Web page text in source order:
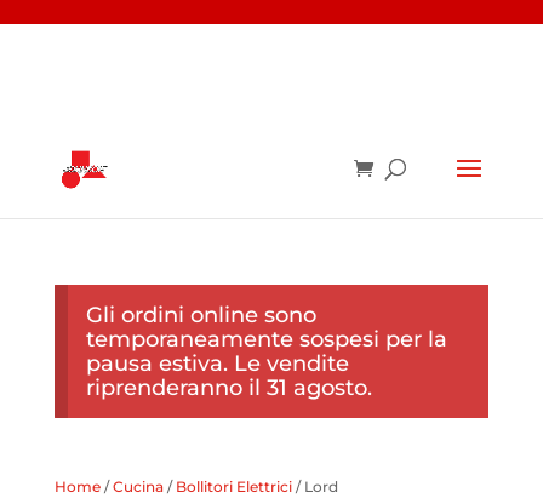
Gli ordini online sono
temporaneamente sospesi per la
pausa estiva. Le vendite
riprenderanno il 31 agosto.
Home/Cucina/ Bollitori Elettrici/ Lord